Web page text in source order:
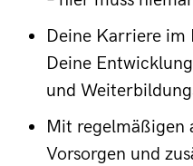
Deine Karriere
Deine
und
Mit regelmäßigen
Vorsorgen und